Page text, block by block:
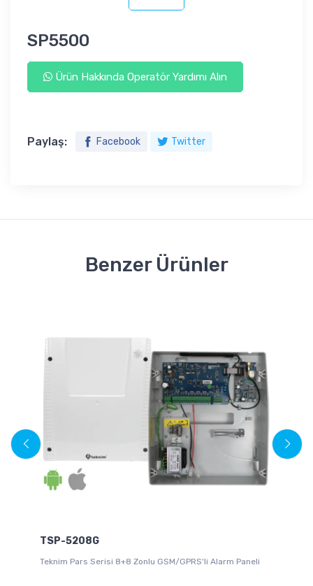
SP5500
Ürün Hakkında Operatör Yardımı Alın
Paylaş: Facebook Twitter
Benzer Ürünler
TSP-5208G
Teknim Pars Serisi 8+8 Zonlu GSM/GPRS'li Alarm Paneli